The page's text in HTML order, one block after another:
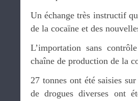
Un échange très instructif
de la cocaïne et des
L’importation sans
chaîne de production de la
27 tonnes ont été saisies
de drogues diverses ont